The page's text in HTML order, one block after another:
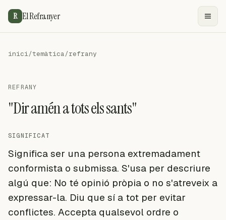
R El Refranyer
inici/temàtica/refrany
REFRANY
"Dir amén a tots els sants"
SIGNIFICAT
Significa ser una persona extremadament
conformista o submissa. S'usa per descriure
algú que: No té opinió pròpia o no s'atreveix a
expressar-la. Diu que sí a tot per evitar
conflictes. Accepta qualsevol ordre o